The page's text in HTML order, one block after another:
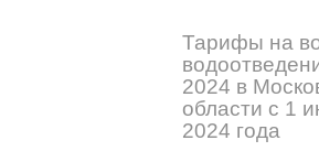
Тарифы на
2024 в
области с 1
2024 года